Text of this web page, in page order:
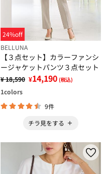
24%off
BELLUNA
【３点セット】カラーファンシ
ージャケットパンツ３点セット
¥ 18,590 ¥14,190 (税込)
1colors
9件
チラ見をする